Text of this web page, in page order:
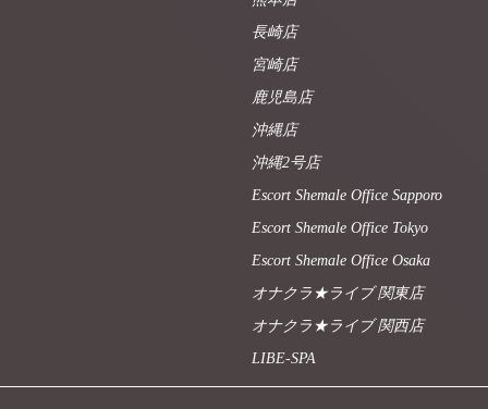
長崎店
宮崎店
鹿児島店
沖縄店
沖縄2号店
Escort Shemale Office Sapporo
Escort Shemale Office Tokyo
Escort Shemale Office Osaka
オナクラ★ライブ 関東店
オナクラ★ライブ 関西店
LIBE-SPA